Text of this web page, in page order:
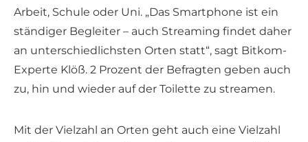
Arbeit, Schule oder Uni. „Das Smartphone ist ein
ständiger Begleiter – auch Streaming findet daher
an unterschiedlichsten Orten statt“, sagt Bitkom-
Experte Klöß. 2 Prozent der Befragten geben auch
zu, hin und wieder auf der Toilette zu streamen.
Mit der Vielzahl an Orten geht auch eine Vielzahl